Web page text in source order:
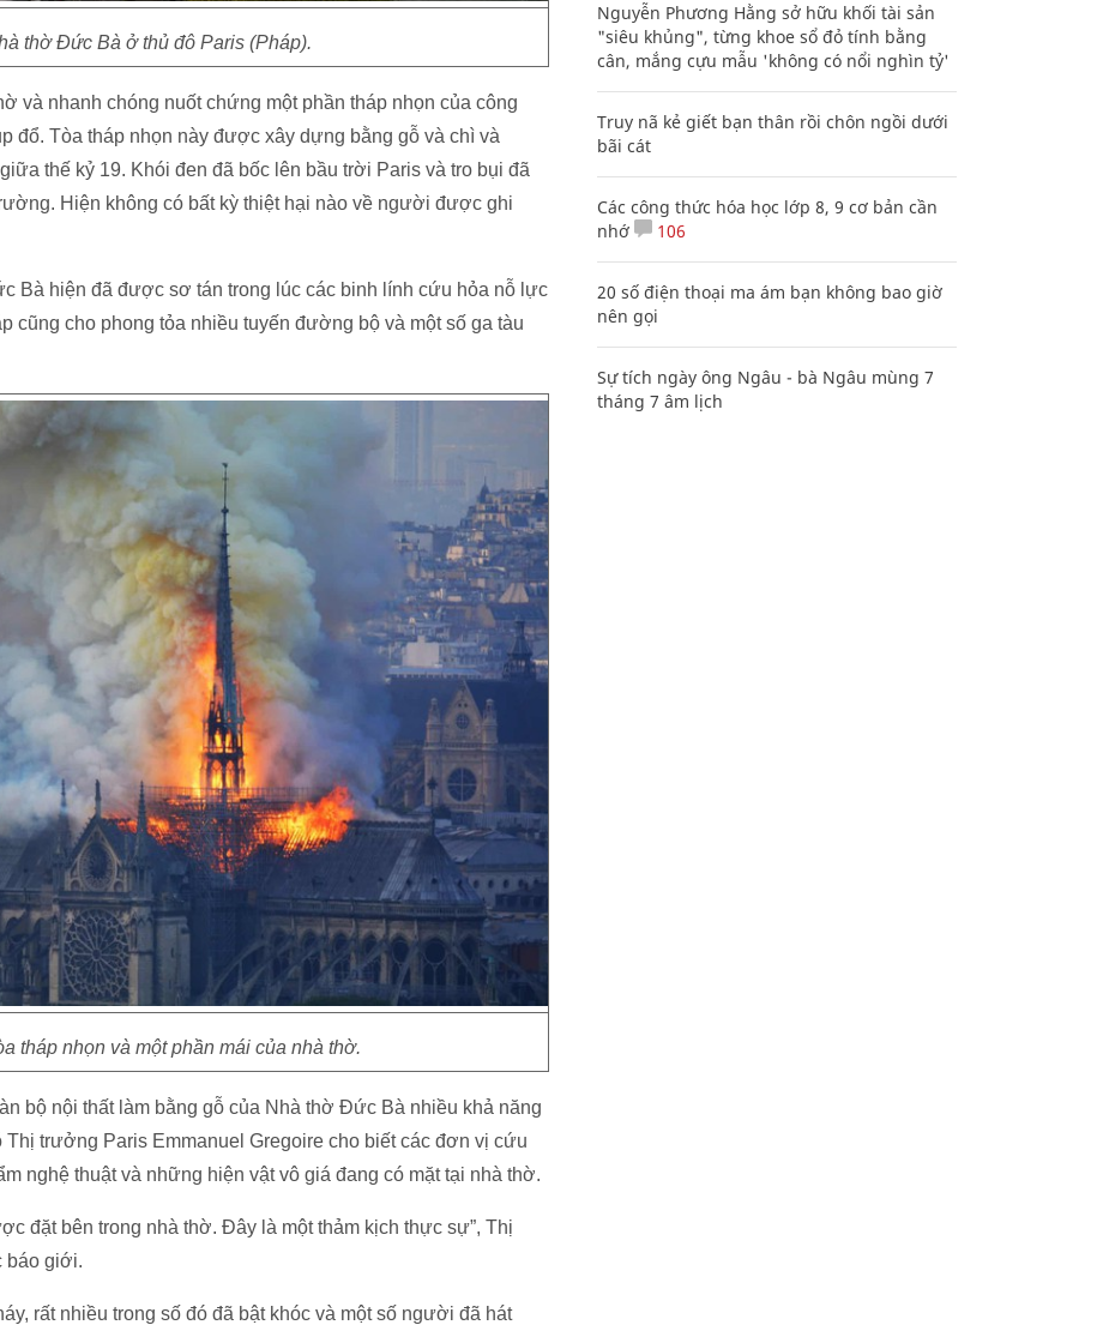
thờ Đức Bà ở thủ đô Paris (Pháp).
và nhanh chóng nuốt chứng một phần tháp nhọn của công
đổ. Tòa tháp nhọn này được xây dựng bằng gỗ và chì và
thế kỷ 19. Khói đen đã bốc lên bầu trời Paris và tro bụi đã
Hiện không có bất kỳ thiệt hại nào về người được ghi
Bà hiện đã được sơ tán trong lúc các binh lính cứu hỏa nỗ lực
cũng cho phong tỏa nhiều tuyến đường bộ và một số ga tàu
tháp nhọn và một phần mái của nhà thờ.
bộ nội thất làm bằng gỗ của Nhà thờ Đức Bà nhiều khả năng
trưởng Paris Emmanuel Gregoire cho biết các đơn vị cứu
nghệ thuật và những hiện vật vô giá đang có mặt tại nhà thờ.
đặt bên trong nhà thờ. Đây là một thảm kịch thực sự”, Thị
báo giới.
rất nhiều trong số đó đã bật khóc và một số người đã hát
Nguyễn Phương Hằng sở hữu khối tài sản
"siêu khủng", từng khoe sổ đỏ tính bằng
cân, mắng cựu mẫu 'không có nổi nghìn tỷ'
Truy nã kẻ giết bạn thân rồi chôn ngồi dưới
bãi cát
Các công thức hóa học lớp 8, 9 cơ bản cần
nhớ
106
20 số điện thoại ma ám bạn không bao giờ
nên gọi
Sự tích ngày ông Ngâu - bà Ngâu mùng 7
tháng 7 âm lịch